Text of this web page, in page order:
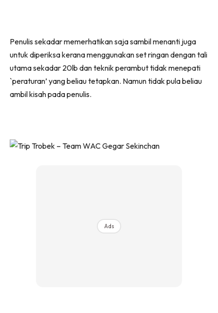
Penulis sekadar memerhatikan saja sambil menanti juga
untuk diperiksa kerana menggunakan set ringan dengan tali
utama sekadar 20lb dan teknik perambut tidak menepati
`peraturan’ yang beliau tetapkan. Namun tidak pula beliau
ambil kisah pada penulis.
Ads